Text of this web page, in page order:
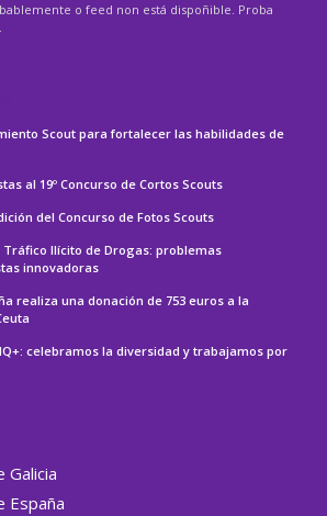
o feed non está dispoñible. Proba
Scout para fortalecer las habilidades de
al 19º Concurso de Cortos Scouts
del Concurso de Fotos Scouts
Tráfico Ilícito de Drogas: problemas
innovadoras
realiza una donación de 753 euros a la
celebramos la diversidad y trabajamos por
Galicia
España